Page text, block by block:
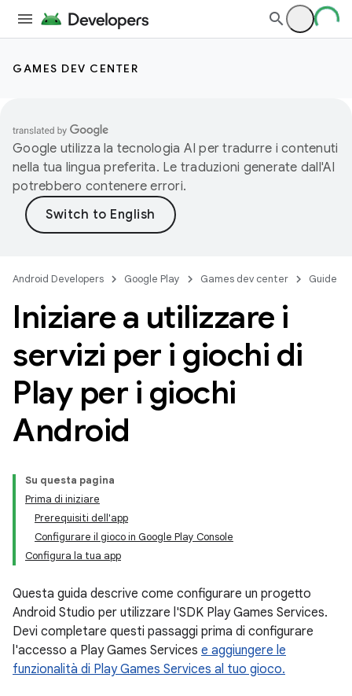
GAMES DEV CENTER
Google utilizza la tecnologia AI per tradurre i contenuti
nella tua lingua preferita. Le traduzioni generate dall'AI
potrebbero contenere errori.
Android Developers Google Play Games dev center Guide
Iniziare a utilizzare i
servizi per i giochi di
Play per i giochi
Android
Su questa pagina
Prima di iniziare
Prerequisiti dell'app
Configurare il gioco in Google Play Console
Configura la tua app
Questa guida descrive come configurare un progetto
Android Studio per utilizzare l'SDK Play Games Services.
Devi completare questi passaggi prima di configurare
l'accesso a Play Games Services e aggiungere le
funzionalità di Play Games Services al tuo gioco.